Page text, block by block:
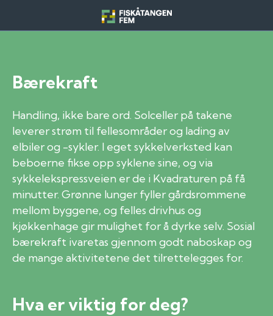
Fiskatangen Fem
Bærekraft
Handling, ikke bare ord. Solceller på takene
leverer strøm til fellesområder og lading av
elbiler og -sykler. I eget sykkelverksted kan
beboerne fikse opp syklene sine, og via
sykkelekspressveien er de i Kvadraturen på få
minutter. Grønne lunger fyller gårdsrommene
mellom byggene, og felles drivhus og
kjøkkenhage gir mulighet for å dyrke selv. Sosial
bærekraft ivaretas gjennom godt naboskap og
de mange aktivitetene det tilrettelegges for.
Hva er viktig for deg?